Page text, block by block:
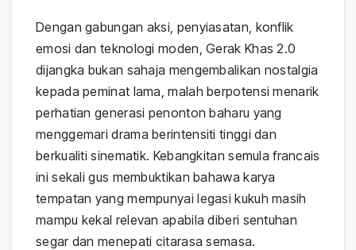
Dengan gabungan aksi, penyiasatan, konflik
emosi dan teknologi moden, Gerak Khas 2.0
dijangka bukan sahaja mengembalikan nostalgia
kepada peminat lama, malah berpotensi menarik
perhatian generasi penonton baharu yang
menggemari drama berintensiti tinggi dan
berkualiti sinematik. Kebangkitan semula francais
ini sekali gus membuktikan bahawa karya
tempatan yang mempunyai legasi kukuh masih
mampu kekal relevan apabila diberi sentuhan
segar dan menepati citarasa semasa.